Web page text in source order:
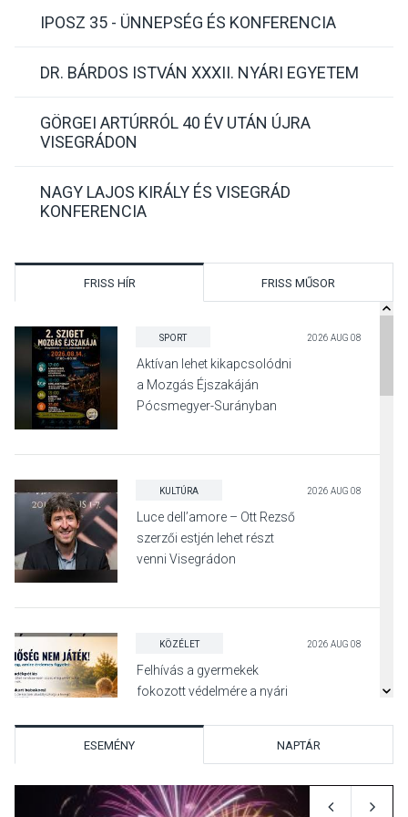
IPOSZ 35 - ÜNNEPSÉG ÉS KONFERENCIA
DR. BÁRDOS ISTVÁN XXXII. NYÁRI EGYETEM
GÖRGEI ARTÚRRÓL 40 ÉV UTÁN ÚJRA
VISEGRÁDON
NAGY LAJOS KIRÁLY ÉS VISEGRÁD
KONFERENCIA
FRISS HÍR FRISS MŰSOR
SPORT 2026 AUG 08
Aktívan lehet kikapcsolódni
a Mozgás Éjszakáján
Pócsmegyer-Surányban
KULTÚRA 2026 AUG 08
Luce dell’amore – Ott Rezső
szerzői estjén lehet részt
venni Visegrádon
KÖZÉLET 2026 AUG 08
Felhívás a gyermekek
fokozott védelmére a nyári
KULTÚRA
ESEMÉNY NAPTÁR